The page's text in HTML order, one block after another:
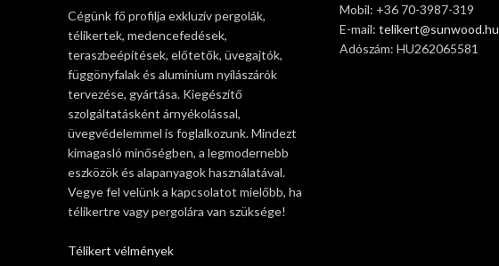
Cégünk fő profilja exkluzív pergolák,
télikertek, medencefedések,
teraszbeépítések, előtetők, üvegajtók,
függönyfalak és alumínium nyílászárók
tervezése, gyártása. Kiegészítő
szolgáltatásként árnyékolással,
üvegvédelemmel is foglalkozunk. Mindezt
kimagasló minőségben, a legmodernebb
eszközök és alapanyagok használatával.
Vegye fel velünk a kapcsolatot mielőbb, ha
télikertre vagy pergolára van szüksége!
Télikert vélmények
Mobil: +36 70-3987-319
E-mail:telikert@sunwood.hu
Adószám: HU262065581